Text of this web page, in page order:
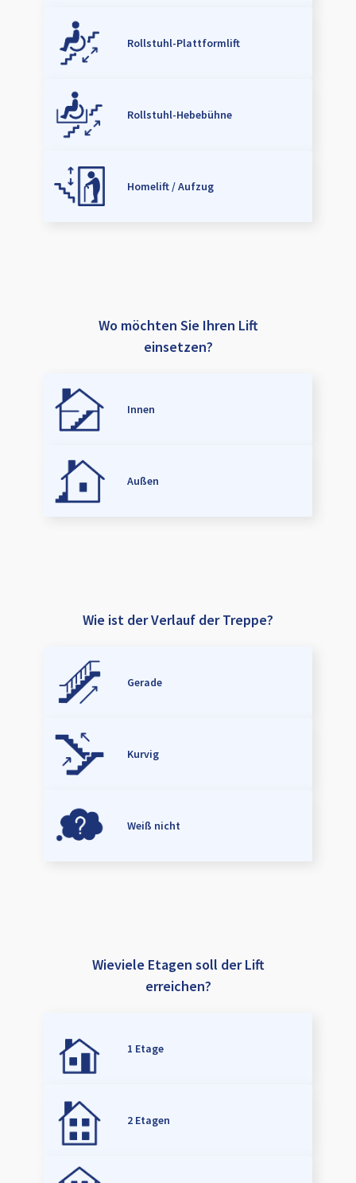
Rollstuhl-Plattformlift
Rollstuhl-Hebebühne
Homelift / Aufzug
Wo möchten Sie Ihren Lift
einsetzen?
Innen
Außen
Wie ist der Verlauf der Treppe?
Gerade
Kurvig
Weiß nicht
Wieviele Etagen soll der Lift
erreichen?
1 Etage
2 Etagen